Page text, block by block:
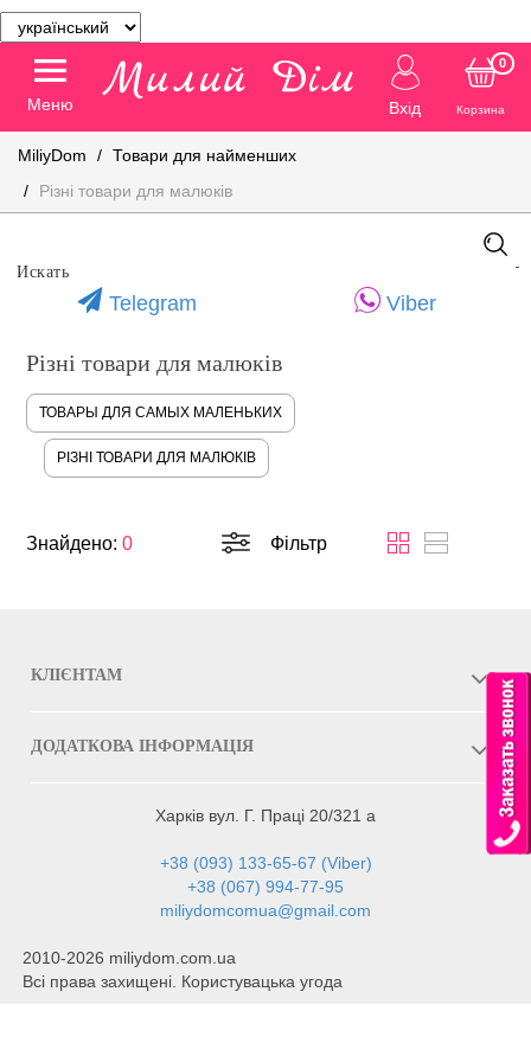
Меню Вхід Корзина
0
MiliyDom
Товари для найменших
Різні товари для малюків
Telegram Viber
Різні товари для малюків
ТОВАРЫ ДЛЯ САМЫХ МАЛЕНЬКИХ
РІЗНІ ТОВАРИ ДЛЯ МАЛЮКІВ
Знайдено:0 Фільтр
КЛІЄНТАМ
ДОДАТКОВА ІНФОРМАЦІЯ
Харків вул. Г. Праці 20/321 а
+38 (093) 133-65-67 (Viber)
+38 (067) 994-77-95
miliydomcomua@gmail.com
2010-2026 miliydom.com.ua
Всі права захищені. Користувацька угода